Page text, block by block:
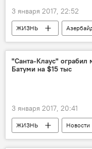
3 января 2017, 22:52
ЖИЗНЬ
"Санта-Клаус" ограбил
Батуми на $15 тыс
3 января 2017, 20:41
ЖИЗНЬ Новости